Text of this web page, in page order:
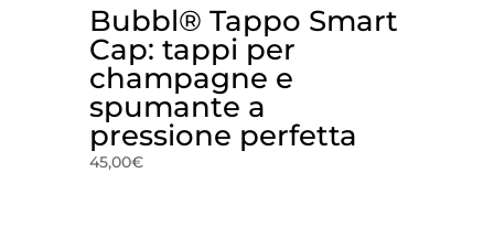
Bubbl® Tappo Smart
Cap: tappi per
champagne e
spumante a
pressione perfetta
45,00€